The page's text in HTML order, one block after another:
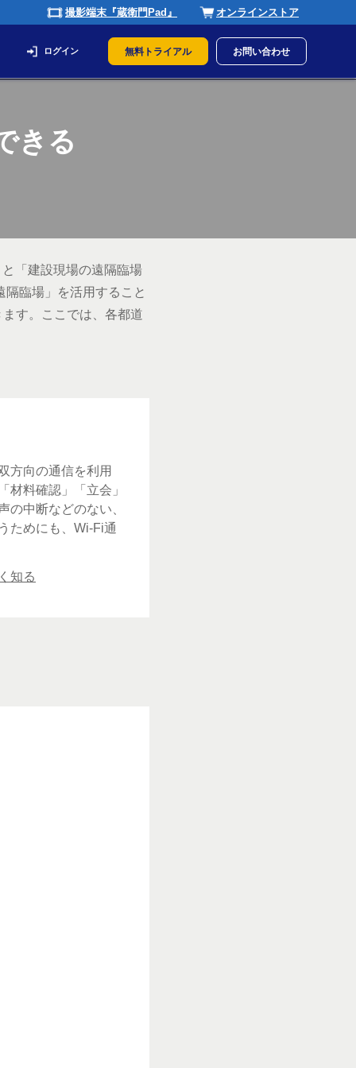
撮影端末『蔵衛門Pad』 オンラインストア
ログイン 無料トライアル お問い合わせ
きる
「建設現場の遠隔臨場
臨場」を活用すること
す。ここでは、各都道
方向の通信を利用
材料確認」「立会」
の中断などのない、
ためにも、Wi-Fi通
知る